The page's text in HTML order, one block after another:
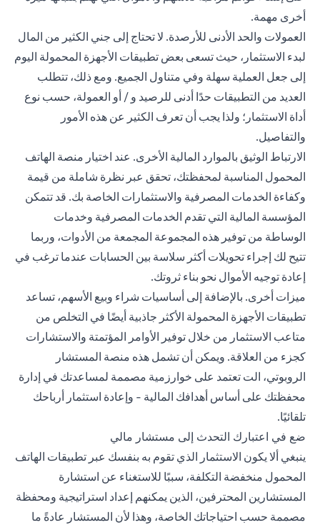
أخرى مهمة.
العمولات والحد الأدنى للأرصدة. لا تحتاج إلى جني الكثير من المال
لبدء الاستثمار، حيث تسعى بعض تطبيقات الأجهزة المحمولة اليوم
إلى جعل العملية سهلة وفي متناول الجميع. ومع ذلك، تتطلب
العديد من التطبيقات حدًا أدنى للرصيد و / أو العمولة، حسب نوع
أداة الاستثمار؛ ولذا يجب أن تعرف الكثير عن هذه الأمور
والتفاصيل.
الارتباط الوثيق بالموارد المالية الأخرى. عند اختيار منصة الهاتف
المحمول المناسبة لمحفظتك، تحقق عبر نظرة شاملة من قيمة
وكفاءة الخدمات المصرفية والاستثمارات الخاصة بك. قد تتمكن
المؤسسة المالية التي تقدم الخدمات المصرفية وخدمات
الوساطة من توفير هذه المجموعة المجمعة من الأدوات، وربما
تتيح لك إجراء تحويلات أكثر سلاسة بين الحسابات عندما ترغب في
إعادة توجيه الأموال نحو بناء ثروتك.
ميزات أخرى. بالإضافة إلى أساسيات شراء وبيع الأسهم، تساعد
تطبيقات الأجهزة المحمولة الأكثر جاذبية أيضًا في التخلص من
متاعب الاستثمار من خلال توفير الأوامر المؤتمتة والاستشارات
كجزء من العلاقة. ويمكن أن تشمل هذه منصة المستشار
الروبوتي، الت تعتمد على خوارزمية مصممة لمساعدتك في إدارة
محفظتك على أساس أهدافك المالية - وإعادة استثمار أرباحك
تلقائيًا.
ضع في اعتبارك التحدث إلى مستشار مالي
ينبغي ألا يكون الاستثمار الذي تقوم به بنفسك عبر تطبيقات الهاتف
المحمول منخفضة التكلفة، سببًا للاستغناء عن استشارة
المستشارين المحترفين، الذين يمكنهم إعداد استراتيجية ومحفظة
مصممة حسب احتياجاتك الخاصة، وهذا لأن المستشار عادةً ما